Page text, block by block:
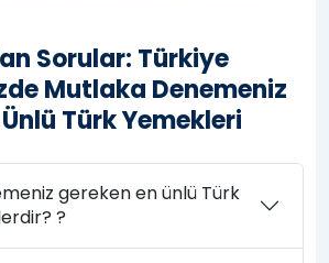
Sorular: Türkiye
Mutlaka Denemeniz
Türk Yemekleri
gereken en ünlü Türk
?